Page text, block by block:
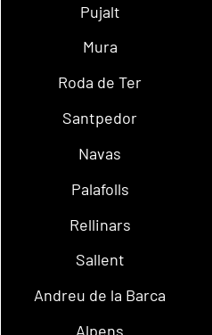
Pujalt
Mura
Roda de Ter
Santpedor
Navas
Palafolls
Rellinars
Sallent
Andreu de la Barca
Alpens